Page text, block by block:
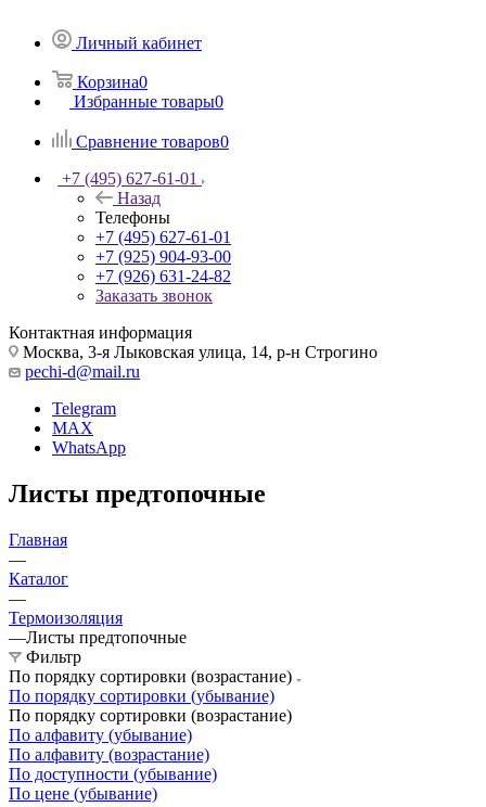
Личный кабинет
Корзина0
Избранные товары0
Сравнение товаров0
+7 (495) 627-61-01
Назад
Телефоны
+7 (495) 627-61-01
+7 (925) 904-93-00
+7 (926) 631-24-82
Заказать звонок
Контактная информация
Москва, 3-я Лыковская улица, 14, р-н Строгино
pechi-d@mail.ru
Telegram
MAX
WhatsApp
Листы предтопочные
Главная
—
Каталог
—
Термоизоляция
—Листы предтопочные
Фильтр
По порядку сортировки (возрастание)
По порядку сортировки (убывание)
По порядку сортировки (возрастание)
По алфавиту (убывание)
По алфавиту (возрастание)
По доступности (убывание)
По цене (убывание)